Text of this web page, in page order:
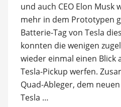
und auch CEO Elon Musk
mehr in dem Prototypen
Batterie-Tag von Tesla
konnten die wenigen
wieder einmal einen Blick
Tesla-Pickup werfen.
Quad-Ableger, dem
Tesla …